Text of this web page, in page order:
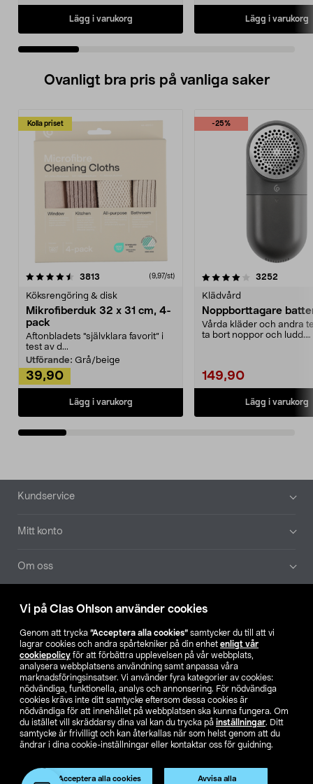
Vi på Clas Ohlson använder cookies
Genom att trycka ”Acceptera alla cookies” samtycker du till att vi
lagrar cookies och andra spårtekniker på din enhet enligt vår
cookiepolicy för att förbättra upplevelsen på vår webbplats,
analysera webbplatsens användning samt anpassa våra
marknadsföringsinsatser. Vi använder fyra kategorier av cookies:
nödvändiga, funktionella, analys och annonsering. För nödvändiga
cookies krävs inte ditt samtycke eftersom dessa cookies är
nödvändiga för att innehållet på webbplatsen ska kunna fungera. Om
du istället vill skräddarsy dina val kan du trycka på inställningar. Ditt
samtycke är frivilligt och kan återkallas när som helst genom att du
ändrar i dina cookie-inställningar eller kontaktar oss för guidning.
Acceptera alla cookies Avvisa alla
Lägg i varukorg Lägg i varukorg
Ovanligt bra pris på vanliga saker
Kolla priset
3813 (9,97/st)
Köksrengöring & disk
Mikrofiberduk 32 x 31 cm, 4-
pack
Aftonbladets "självklara favorit” i
test av d...
Utförande: Grå/beige
39,90
Lägg i varukorg
-25%
4.0av 5 stjärnor 3252
Klädvård
Noppborttagare
Vårda kläder och andra
ta bort noppor och ludd.
149,90
Lägg i varukorg
4.5av 5 stjärnor
Sidfot
Kundservice
Mitt konto
Om oss
Aktuellt
Våra bolag
Hitta butik
SE NO FI